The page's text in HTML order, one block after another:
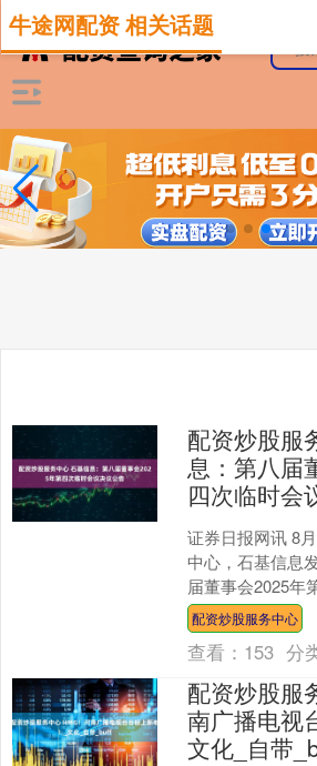
牛途网配资 相关话题
配资炒股服
息：第八届
四次临时会
证券日报网讯 8
中心，石基信息
届董事会2025年
过了《关于补选
会成员的议案》。
配资炒股服务中心
查看： 153 分
配资炒股服
南广播电视
文化_自带